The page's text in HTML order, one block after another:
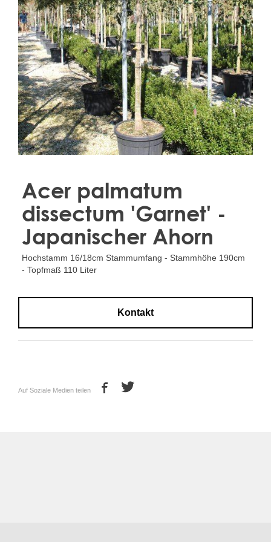
Treesafe
VORSTBESCHERMINGVOORBOMEN.NL
WINTERSCHUTZFUERBAEUME.DE
FROSTPROTECTIONFORTREES.CO.UK
Terracotta
TERRACOTTA.NL
TERRACOTTA.BE
TERRAKOTTA.DE
Acer palmatum
dissectum 'Garnet' -
Japanischer Ahorn
Hochstamm 16/18cm Stammumfang - Stammhöhe 190cm
- Topfmaß 110 Liter
Kontakt
Auf Soziale Medien teilen